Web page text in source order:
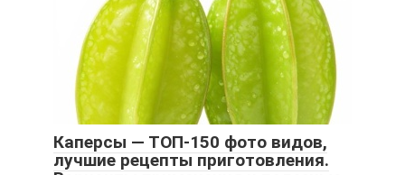
Каперсы — ТОП-150 фото видов,
лучшие рецепты приготовления.